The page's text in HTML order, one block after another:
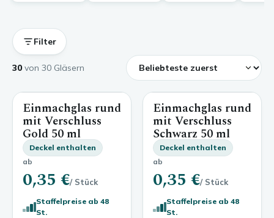
Filter
30 von 30 Gläsern
50 ml
Einmachglas rund
mit Verschluss
Gold 50 ml
Deckel enthalten
ab
0,35 €/ Stück
Staffelpreise ab 48
St.
50 ml
Einmachglas rund
mit Verschluss
Schwarz 50 ml
Deckel enthalten
ab
0,35 €/ Stück
Staffelpreise ab 48
St.